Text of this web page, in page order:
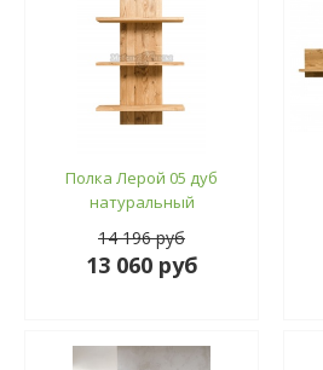
Полка Лерой 05 дуб
натуральный
14 196 руб
13 060 руб